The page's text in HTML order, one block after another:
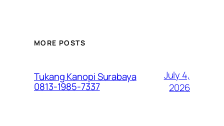
MORE POSTS
Tukang Kanopi Surabaya
0813-1985-7337
July 4,
2026